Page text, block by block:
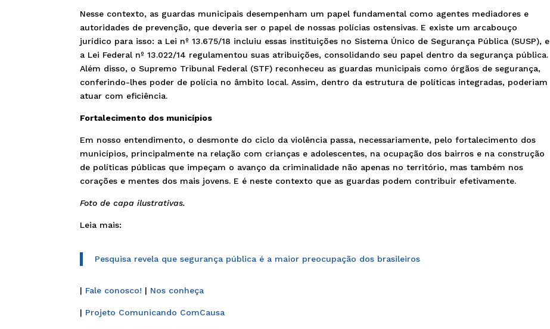
Nesse contexto, as guardas municipais desempenham um papel fundamental como agentes mediadores e
autoridades de prevenção, que deveria ser o papel de nossas polícias ostensivas. E existe um arcabouço
jurídico para isso: a Lei nº 13.675/18 incluiu essas instituições no Sistema Único de Segurança Pública (SUSP), e
a Lei Federal nº 13.022/14 regulamentou suas atribuições, consolidando seu papel dentro da segurança pública.
Além disso, o Supremo Tribunal Federal (STF) reconheceu as guardas municipais como órgãos de segurança,
conferindo-lhes poder de polícia no âmbito local. Assim, dentro da estrutura de políticas integradas, poderiam
atuar com eficiência.
Fortalecimento dos municípios
Em nosso entendimento, o desmonte do ciclo da violência passa, necessariamente, pelo fortalecimento dos
municípios, principalmente na relação com crianças e adolescentes, na ocupação dos bairros e na construção
de políticas públicas que impeçam o avanço da criminalidade não apenas no território, mas também nos
corações e mentes dos mais jovens. E é neste contexto que as guardas podem contribuir efetivamente.
Foto de capa ilustrativas.
Leia mais:
Pesquisa revela que segurança pública é a maior preocupação dos brasileiros
| Fale conosco! | Nos conheça
| Projeto Comunicando ComCausa